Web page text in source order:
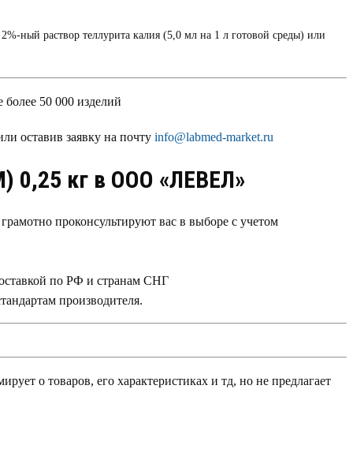
ный раствор теллурита калия (5,0 мл на 1 л готовой среды) или
50 000 изделий
оставив заявку на почту info@labmed-market.ru
0,25 кг в ООО «ЛЕВЕЛ»
проконсультируют вас в выборе с учетом
по РФ и странам СНГ
производителя.
о товаров, его характеристиках и тд, но не предлагает